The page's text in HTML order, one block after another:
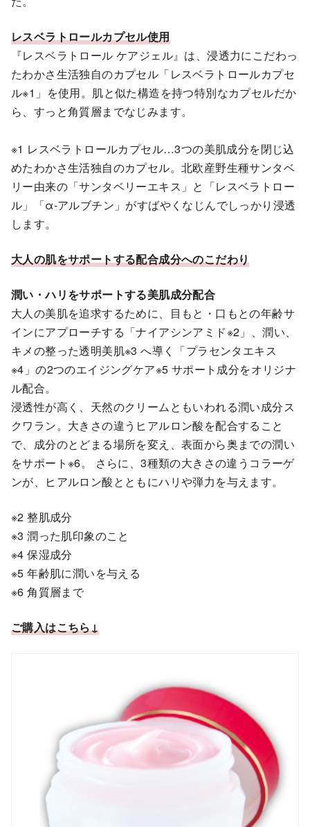
レスベラトロールカプセル使用
『レスベラトロール ケアジェル』は、浸透力にこだわっ
たわかさ生活独自のカプセル「レスベラトロールカプセ
ル※1」を使用。肌と似た構造を持つ特別なカプセルだか
ら、すっと角質層までなじみます。
※1 レスベラトロールカプセル…3つの美肌成分を閉じ込
めたわかさ生活独自のカプセル。北欧産野生種サンタベ
リー由来の「サンタベリーエキス」と「レスベラトロー
ル」「α-アルブチン」がすばやくなじんでしっかり浸透
します。
大人の肌をサポートする配合成分へのこだわり
潤い・ハリをサポートする美肌成分配合
大人の美肌を追求するために、目もと・口もとの年齢サ
インにアプローチする「ナイアシンアミド※2」、潤い、
キメの整った透明美肌※3 へ導く「プラセンタエキス
※4」の2つのエイジングケア※5 サポート成分をオリジナ
ル配合。
浸透性が高く、天然のクリームともいわれる潤い成分ス
クワラン。大きさの違うヒアルロン酸を配合すること
で、成分のとどまる場所を変え、表面から奥までの潤い
をサポート※6。 さらに、3種類の大きさの違うコラーゲ
ンが、ヒアルロン酸とともにハリや弾力を与えます。
※2 整肌成分
※3 潤った肌印象のこと
※4 保湿成分
※5 年齢肌に潤いを与える
※6 角質層まで
ご購入はこちら↓